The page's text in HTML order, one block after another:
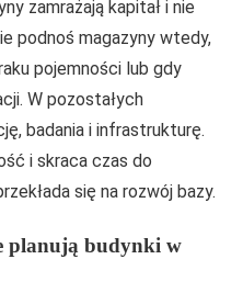
zamrażają kapitał i nie
podnoś magazyny wtedy,
pojemności lub gdy
W pozostałych
badania i infrastrukturę.
i skraca czas do
się na rozwój bazy.
planują budynki w